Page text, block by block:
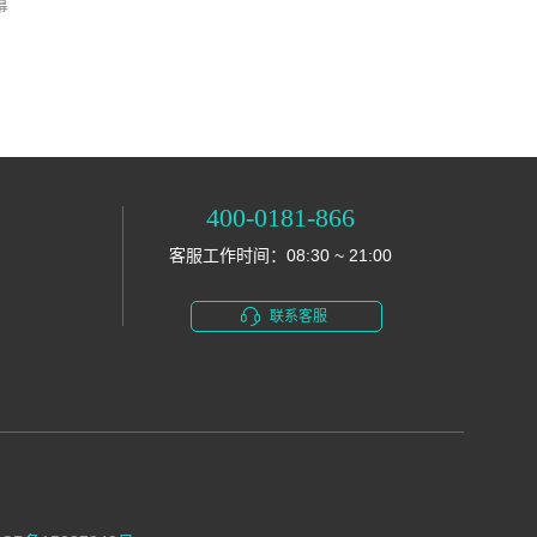
400-0181-866
客服工作时间：08:30 ~ 21:00
联系客服